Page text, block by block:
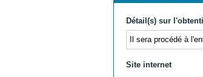
Détail(s) sur
Il sera procédé à
Site internet